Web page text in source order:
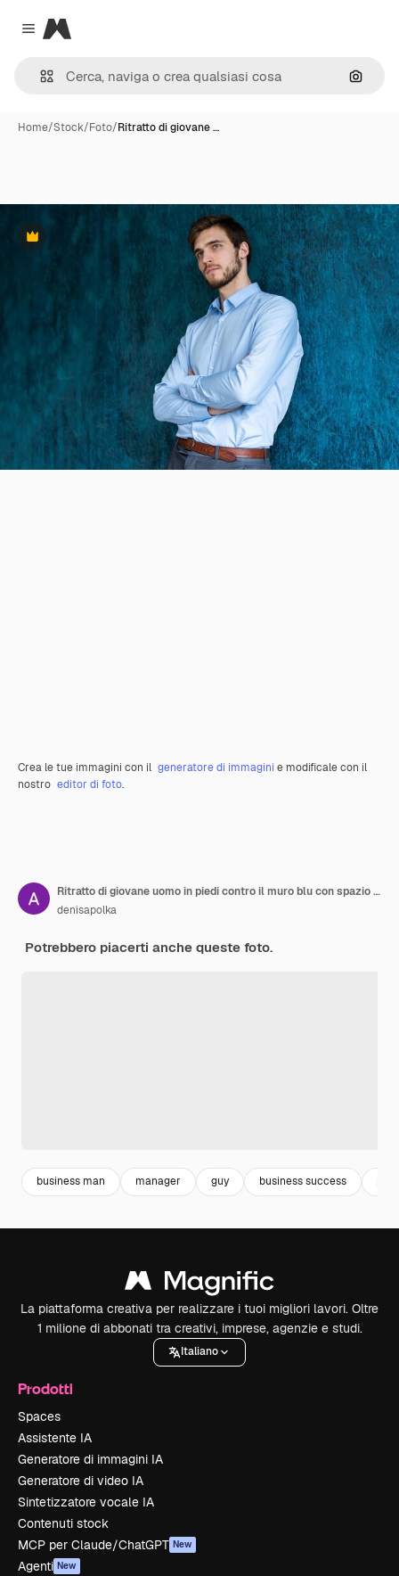
Close menu
Magnific
Cerca
Home/Stock/Foto/Ritratto di giovane …
Premium
Crea le tue immagini con il generatore di immagini e modificale con il
nostro editor di foto.
Ritratto di giovane uomo in piedi contro il muro blu con spazio per la copia
denisapolka
Potrebbero piacerti anche queste foto.
business man manager guy business success
La piattaforma creativa per realizzare i tuoi migliori lavori. Oltre
1 milione di abbonati tra creativi, imprese, agenzie e studi.
Italiano
Prodotti
Spaces
Assistente IA
Generatore di immagini IA
Generatore di video IA
Sintetizzatore vocale IA
Contenuti stock
MCP per Claude/ChatGPT New
Agenti New